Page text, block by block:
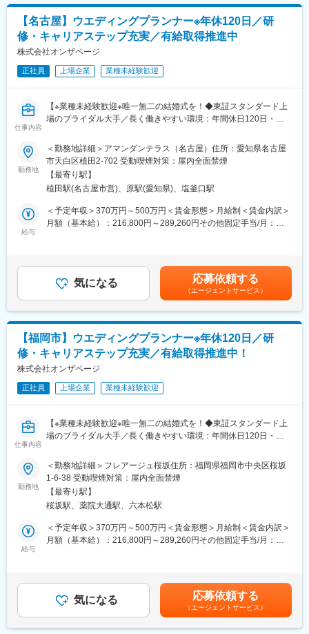
■ポジションの魅力：
「お客様第一」の文化が根付いており、効率や利益よりも心に残
る体験を届ける姿勢を大切にしています。専任プランナーとし
て、お客様に深く寄り添い、一生に一度の大切な日を共に創るや
りがいを感じられる環境です。
■採用メッセージ：
あなたの「本気」が、誰かの、そして自分の未来を書き換える
今日から始まるのは、まだ誰も読んだことのない物語です。
この『最初の1ページ』をともに書き上げる仲間に必要なのは、ス
自らを変えていこうとするひたむきな成長意欲です。あなたの本
気が、誰かの人生を、そしてあなた自身の未来を、輝かせる。そ
んな瞬間を、私たちはこの場所で、何度も積み重ねていきたい。
最高に輝く人生の１ページを、ここから描いていきませんか。
■働く環境：
・年間休日120日／月9日休み
・表彰制度多数（MVPは最大100万円）
た表記です。
【名古屋】ウエディングプランナー※年休120日／研
修・キャリアステップ充実／有給取得推進中
株式会社オンザページ
正社員 上場企業 業種未経験歓迎
仕事内容
【※業種未経験歓迎※唯一無二の結婚式を！◆東証スタンダード上
場のブライダル大手／長く働きやすい環境：年間休日120日・有
■仕事内容：
ウエディングプランナーとして、おふたりやゲストの心を揺さぶ
る唯一無二の挙式をプロデュースします。初回接客から打ち合わ
せ、当日まで一貫して担当できるため、お客様一人ひとりに深く
寄り添えることが特徴です。
式を実現します。経験を積んだ後は【新規接客プランナー】とし
て、初めて来館されたお客様への会場案内や日程・予算を含む提
案、会場決定までをサポート。将来的には新規接客から当日運営
■ポジションの魅力：
「お客様第一」の文化が根付いており、効率や利益よりも心に残
る体験を届ける姿勢を大切にしています。専任プランナーとし
て、お客様に深く寄り添い、一生に一度の大切な日を共に創るや
りがいを感じられる環境です。
■採用メッセージ：
あなたの「本気」が、誰かの、そして自分の未来を書き換える
今日から始まるのは、まだ誰も読んだことのない物語です。
この『最初の1ページ』をともに書き上げる仲間に必要なのは、ス
自らを変えていこうとするひたむきな成長意欲です。あなたの本
気が、誰かの人生を、そしてあなた自身の未来を、輝かせる。そ
んな瞬間を、私たちはこの場所で、何度も積み重ねていきたい。
最高に輝く人生の１ページを、ここから描いていきませんか。
■働く環境：
・年間休日120日／月9日休み
・表彰制度多数（MVPは最大100万円）
勤務地
＜勤務地詳細＞アマンダンテラス（名古屋）住所：愛知県名古屋
市天白区植田2-702 受動喫煙対策：屋内全面禁煙
【最寄り駅】
植田駅(名古屋市営)、原駅(愛知県)、塩釜口駅
給与
＜予定年収＞370万円～500万円＜賃金形態＞月給制＜賃金内訳＞
月額（基本給）：216,800円～289,260円その他固定手当/月：
手当＞有＜給与補足＞※ご経験・年齢により給与は変動する可能性
もございます。■昇給：年1回（3月）■賞与：年2回（2、8月）■業
績達成賞与 年1回（2月）業績達成度により至急、必ず支給では
ない■インセンティブ（毎月）賃金はあくまでも目安の金額であ
り、選考を通じて上下する可能性があります。月給(月額)は固定手
当を含めた表記です。
気になる 応募依頼する
（エージェントサービス）
【福岡市】ウエディングプランナー※年休120日／研
修・キャリアステップ充実／有給取得推進中！
株式会社オンザページ
正社員 上場企業 業種未経験歓迎
仕事内容
【※業種未経験歓迎※唯一無二の結婚式を！◆東証スタンダード上
場のブライダル大手／長く働きやすい環境：年間休日120日・有
■仕事内容：
ウエディングプランナーとして、おふたりやゲストの心を揺さぶ
る唯一無二の挙式をプロデュースします。初回接客から打ち合わ
せ、当日まで一貫して担当できるため、お客様一人ひとりに深く
寄り添えることが特徴です。
式を実現します。経験を積んだ後は【新規接客プランナー】とし
て、初めて来館されたお客様への会場案内や日程・予算を含む提
案、会場決定までをサポート。将来的には新規接客から当日運営
勤務地
＜勤務地詳細＞フレアージュ桜坂住所：福岡県福岡市中央区桜坂
1-6‐38 受動喫煙対策：屋内全面禁煙
【最寄り駅】
桜坂駅、薬院大通駅、六本松駅
給与
＜予定年収＞370万円～500万円＜賃金形態＞月給制＜賃金内訳＞
月額（基本給）：216,800円～289,260円その他固定手当/月：
手当＞有＜給与補足＞※ご経験・年齢により給与は変動する可能性
もございます。■昇給：年1回（3月）■賞与：年2回（2、8月）■イ
ンセンティブ（毎月）賃金はあくまでも目安の金額であり、選考
を通じて上下する可能性があります。月給(月額)は固定手当を含め
気になる 応募依頼する
（エージェントサービス）